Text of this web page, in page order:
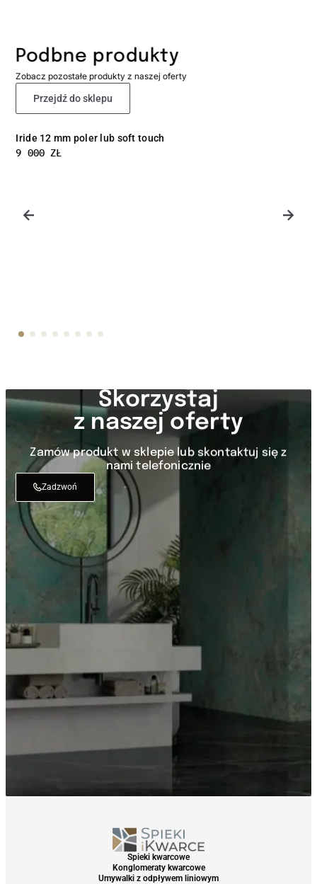
Podbne produkty
Zobacz pozostałe produkty z naszej oferty
Przejdź do sklepu
Skorzystaj
z naszej oferty
Zamów produkt w sklepie lub skontaktuj się z
nami telefonicznie
Zadzwoń
Spieki kwarcowe
Konglomeraty kwarcowe
Umywalki z odpływem liniowym